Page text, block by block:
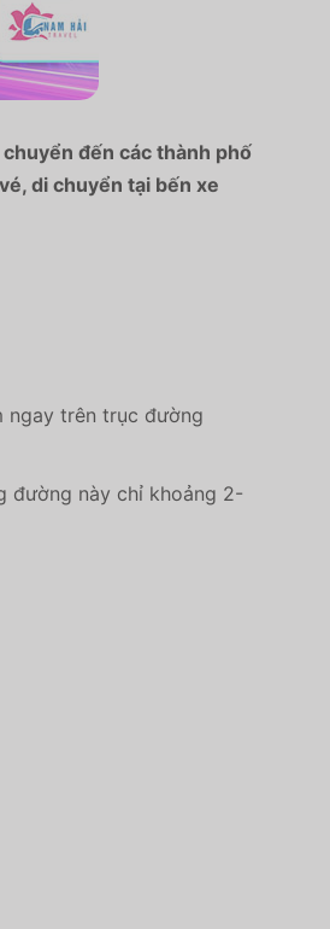
đến các thành phố
di chuyển tại bến xe
ngay trên trục đường
đường này chỉ khoảng 2-